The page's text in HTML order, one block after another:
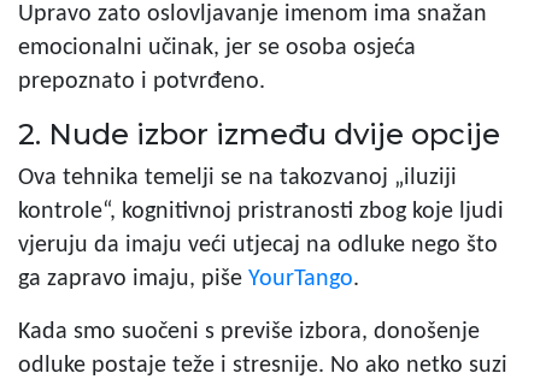
Upravo zato oslovljavanje imenom ima snažan
emocionalni učinak, jer se osoba osjeća
prepoznato i potvrđeno.
2. Nude izbor između dvije opcije
Ova tehnika temelji se na takozvanoj „iluziji
kontrole“, kognitivnoj pristranosti zbog koje ljudi
vjeruju da imaju veći utjecaj na odluke nego što
ga zapravo imaju, piše YourTango.
Kada smo suočeni s previše izbora, donošenje
odluke postaje teže i stresnije. No ako netko suzi